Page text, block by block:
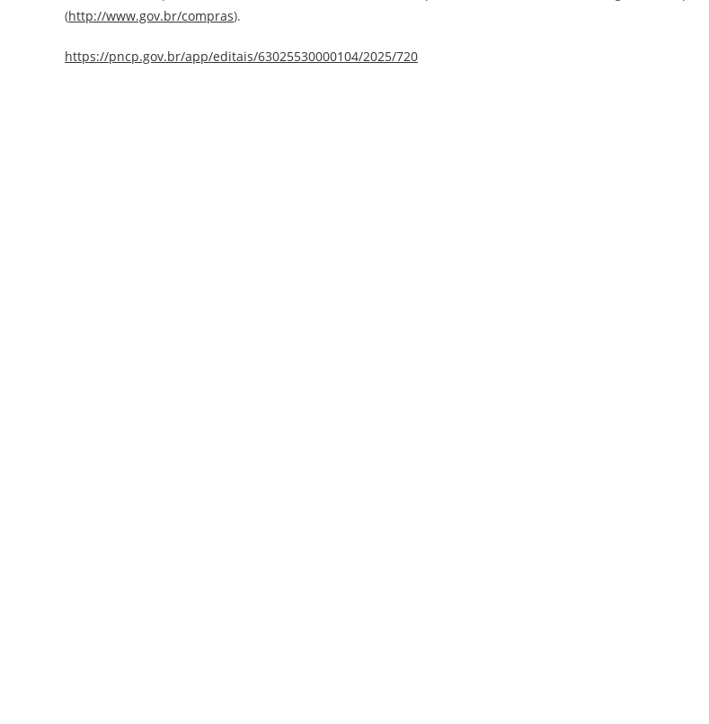
(http://www.gov.br/compras).
https://pncp.gov.br/app/editais/63025530000104/2025/720